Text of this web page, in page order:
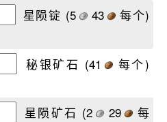
星陨锭 (5 43 每个)
秘银矿石 (41 每个)
星陨矿石 (2 29
每